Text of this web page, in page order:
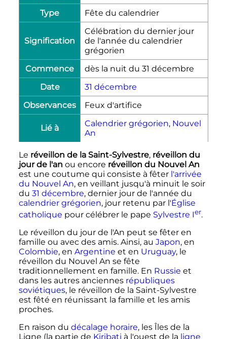
Type
Fête du calendrier
Signification
Célébration du dernier jour
de l'année du calendrier
grégorien
Commence
dès la nuit du 31 décembre
Date
31 décembre
Observances
Feux d'artifice
Lié à Calendrier grégorien, Nouvel
An
Le réveillon de la Saint-Sylvestre, réveillon du
jour de l'an ou encore réveillon du Nouvel An
est une coutume qui consiste à fêter l'arrivée
du Nouvel An, en veillant jusqu'à minuit le soir
du 31 décembre, dernier jour de l'année du
calendrier grégorien, jour retenu par l'Église
catholique pour célébrer le pape Sylvestre Ier.
Le réveillon du jour de l'An peut se fêter en
famille ou avec des amis. Ainsi, au Japon, en
Colombie, en Argentine et en Uruguay, le
réveillon du Nouvel An se fête
traditionnellement en famille. En Russie et
dans les autres anciennes républiques
soviétiques, le réveillon de la Saint-Sylvestre
est fêté en réunissant la famille et les amis
proches.
En raison du décalage horaire, les Îles de la
Ligne (la partie de Kiribati à l'ouest de la ligne